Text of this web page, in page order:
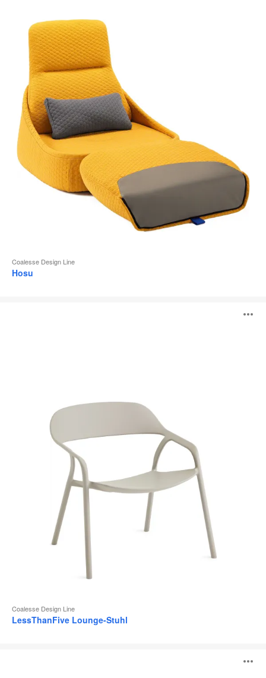
Coalesse Design Line
Hosu
Coalesse Design Line
LessThanFive Lounge-Stuhl